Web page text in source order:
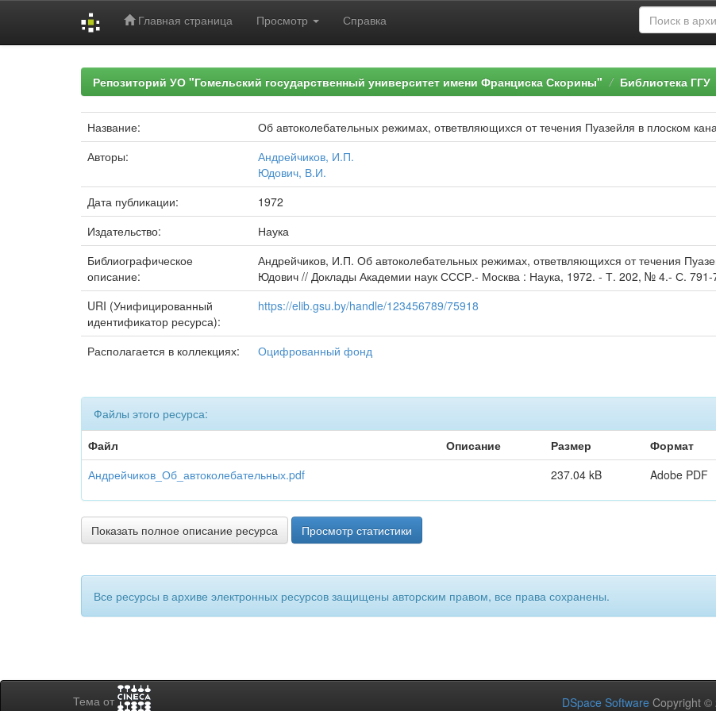
Главная страница Просмотр Справка
Репозиторий УО "Гомельский государственный университет имени Франциска Скорины" Библиотека ГГУ
Название:
Об автоколебательных режимах, ответвляющихся от течения Пуазейля в плоском
Авторы:
Андрейчиков, И.П.
Юдович, В.И.
Дата публикации:
1972
Издательство:
Наука
Библиографическое
описание:
Андрейчиков, И.П. Об автоколебательных режимах, ответвляющихся от течения
Юдович // Доклады Академии наук СССР.- Москва : Наука, 1972. - Т. 202, № 4.- С. 791-
URI (Унифицированный
идентификатор ресурса):
https://elib.gsu.by/handle/123456789/75918
Располагается в коллекциях: Оцифрованный фонд
Файлы этого ресурса:
Файл
Описание Размер
Формат
Андрейчиков_Об_автоколебательных.pdf
237.04 kB Adobe PDF
Показать полное описание ресурса Просмотр статистики
Все ресурсы в архиве электронных ресурсов защищены авторским правом, все права сохранены.
Тема от DSpace Software Copyright ©